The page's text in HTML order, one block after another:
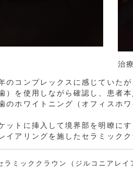
治
のコンプレックスに感じていた
）を使用しながら確認し、患者
のホワイトニング（オフィスホ
ットに挿入して境界部を明瞭に
イアリングを施したセラミックク
ラミッククラウン（ジルコニアレイ